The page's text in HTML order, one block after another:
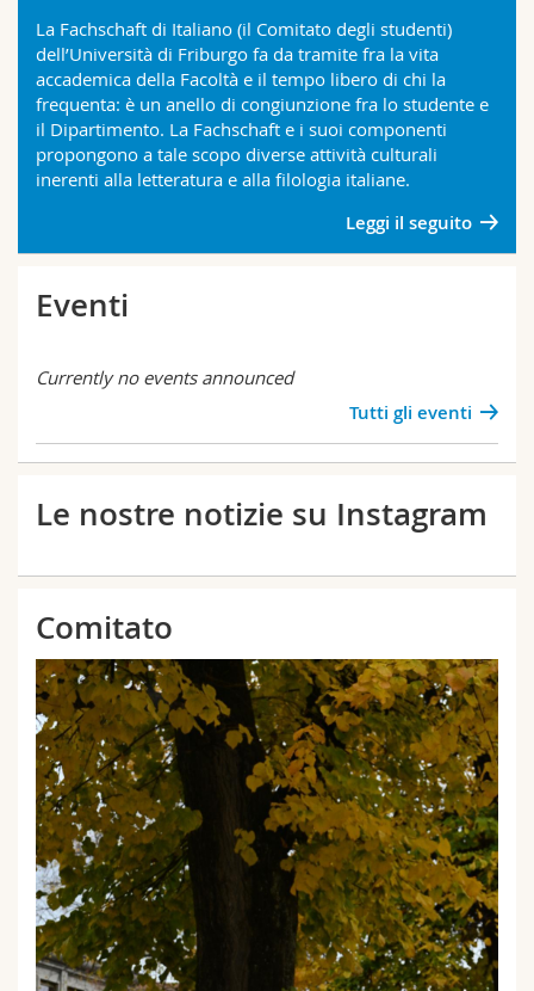
Interfacultaire
Collaborateurs
Doctorants
Webmail
Programme des cours
MyUnifr
La Fachschaft di Italiano (il Comitato degli studenti)
dell’Università di Friburgo fa da tramite fra la vita
accademica della Facoltà e il tempo libero di chi la
frequenta: è un anello di congiunzione fra lo studente e
il Dipartimento. La Fachschaft e i suoi componenti
propongono a tale scopo diverse attività culturali
inerenti alla letteratura e alla filologia italiane.
Leggi il seguito
Eventi
Currently no events announced
Tutti gli eventi
Le nostre notizie su Instagram
Comitato